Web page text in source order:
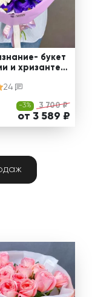
букет
и хризантем
24
-3% 3 700 ₽
от 3 589 ₽